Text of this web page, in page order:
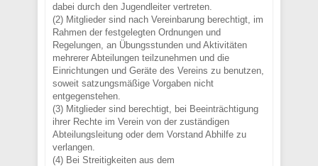
dabei durch den Jugendleiter vertreten.
(2) Mitglieder sind nach Vereinbarung berechtigt, im
Rahmen der festgelegten Ordnungen und
Regelungen, an Übungsstunden und Aktivitäten
mehrerer Abteilungen teilzunehmen und die
Einrichtungen und Geräte des Vereins zu benutzen,
soweit satzungsmäßige Vorgaben nicht
entgegenstehen.
(3) Mitglieder sind berechtigt, bei Beeinträchtigung
ihrer Rechte im Verein von der zuständigen
Abteilungsleitung oder dem Vorstand Abhilfe zu
verlangen.
(4) Bei Streitigkeiten aus dem